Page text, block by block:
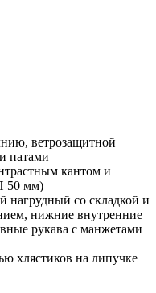
ветрозащитной
патами
кантом и
50 мм)
со складкой и
нижние внутренние
рукава с манжетами
хлястиков на липучке